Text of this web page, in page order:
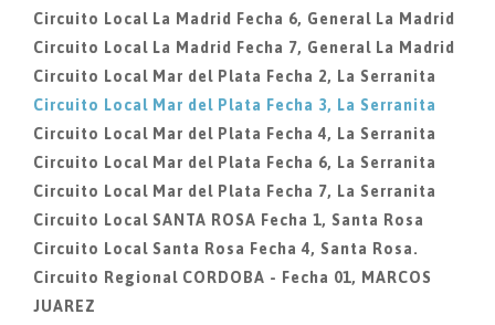
Circuito Local La Madrid Fecha 6, General La Madrid
Circuito Local La Madrid Fecha 7, General La Madrid
Circuito Local Mar del Plata Fecha 2, La Serranita
Circuito Local Mar del Plata Fecha 3, La Serranita
Circuito Local Mar del Plata Fecha 4, La Serranita
Circuito Local Mar del Plata Fecha 6, La Serranita
Circuito Local Mar del Plata Fecha 7, La Serranita
Circuito Local SANTA ROSA Fecha 1, Santa Rosa
Circuito Local Santa Rosa Fecha 4, Santa Rosa.
Circuito Regional CORDOBA - Fecha 01, MARCOS
JUAREZ